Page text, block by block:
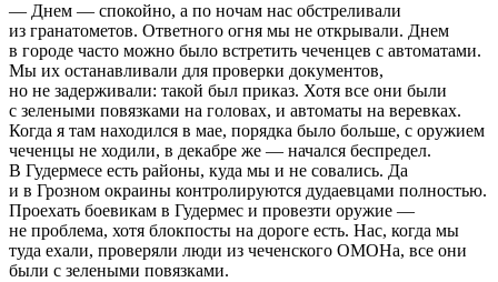
— Днем — спокойно, а по ночам нас обстреливали
из гранатометов. Ответного огня мы не открывали. Днем
в городе часто можно было встретить чеченцев с автоматами.
Мы их останавливали для проверки документов,
но не задерживали: такой был приказ. Хотя все они были
с зелеными повязками на головах, и автоматы на веревках.
Когда я там находился в мае, порядка было больше, с оружием
чеченцы не ходили, в декабре же — начался беспредел.
В Гудермесе есть районы, куда мы и не совались. Да
и в Грозном окраины контролируются дудаевцами полностью.
Проехать боевикам в Гудермес и провезти оружие —
не проблема, хотя блокпосты на дороге есть. Нас, когда мы
туда ехали, проверяли люди из чеченского ОМОНа, все они
были с зелеными повязками.